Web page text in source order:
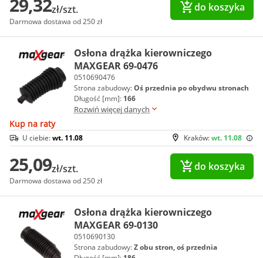
29,32zł/szt.
Darmowa dostawa od 250 zł
do koszyka
Osłona drążka kierowniczego
MAXGEAR 69-0476
0510690476
Strona zabudowy:Oś przednia po obydwu stronach
Długość [mm]: 166
Rozwiń więcej danych
Kup na raty
Kraków:wt. 11.08
U ciebie:wt. 11.08
25,09zł/szt.
Darmowa dostawa od 250 zł
do koszyka
Osłona drążka kierowniczego
MAXGEAR 69-0130
0510690130
Strona zabudowy:Z obu stron, oś przednia